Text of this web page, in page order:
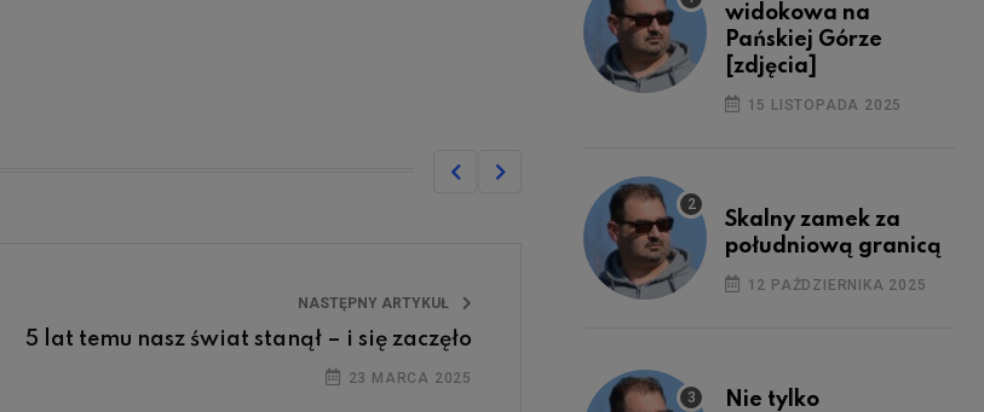
NASTĘPNY ARTYKUŁ
5 lat temu nasz świat stanął – i się zaczęło
23 MARCA 2025
widokowa na
Pańskiej Górze
[zdjęcia]
15 LISTOPADA 2025
Skalny zamek za
południową granicą
12 PAŹDZIERNIKA 2025
Nie tylko